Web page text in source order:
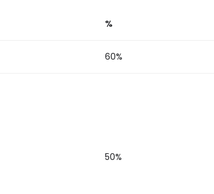
%
60%
50%